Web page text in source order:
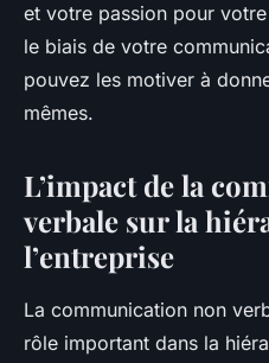
et votre passion pour
le biais de votre
pouvez les motiver à
mêmes.
L’impact de la
verbale sur la
l’entreprise
La communication non
rôle important dans la